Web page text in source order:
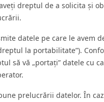
dreptul de a solicita și
datele pe care le avem
la portabilitate”).
să vă „portați” datele cu
prelucrării datelor. În